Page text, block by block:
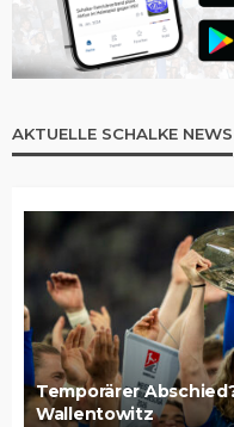
AKTUELLE SCHALKE NEWS
Temporärer
Wallentowitz